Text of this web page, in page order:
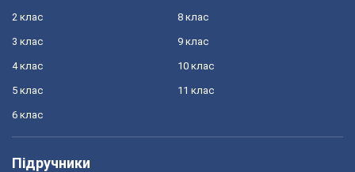
2 клас
3 клас
4 клас
5 клас
6 клас
8 клас
9 клас
10 клас
11 клас
Підручники